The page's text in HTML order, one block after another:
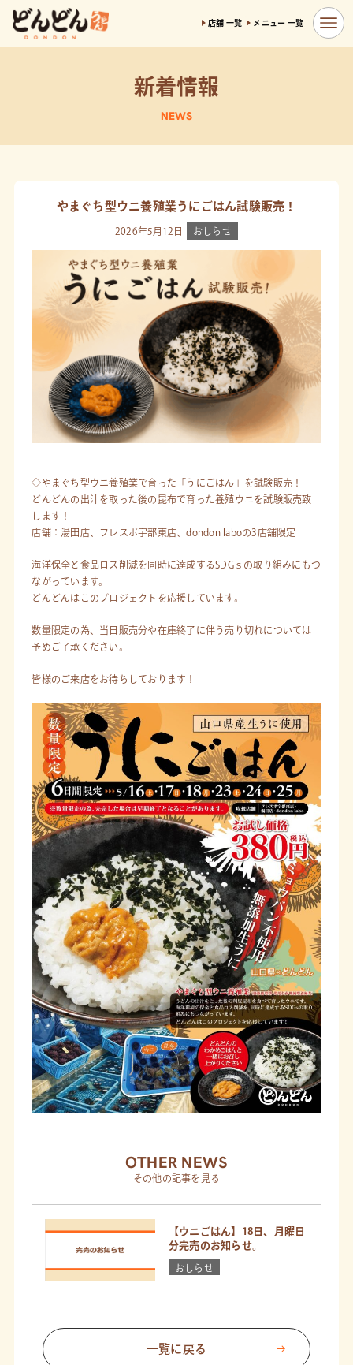
新着情報
NEWS
やまぐち型ウニ養殖業うにごはん試験販売！
2026年5月12日 おしらせ
◇やまぐち型ウニ養殖業で育った「うにごはん」を試験販売！
どんどんの出汁を取った後の昆布で育った養殖ウニを試験販売致
します！
店舗：湯田店、フレスポ宇部東店、dondon laboの3店舗限定
海洋保全と食品ロス削減を同時に達成するSDGｓの取り組みにもつ
ながっています。
どんどんはこのプロジェクトを応援しています。
数量限定の為、当日販売分や在庫終了に伴う売り切れについては
予めご了承ください。
皆様のご来店をお待ちしております！
OTHER NEWS
その他の記事を見る
【ウニごはん】18日、月曜日
分完売のお知らせ。
おしらせ
一覧に戻る
店舗 一覧 メニュー 一覧